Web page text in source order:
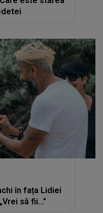
în fața Lidiei
să fii...”